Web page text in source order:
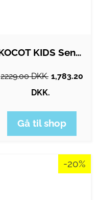
KOCOT KIDS Seng babydreams blå bambi…
2229.00 DKK. 1,783.20
DKK.
Gå til shop
-20%